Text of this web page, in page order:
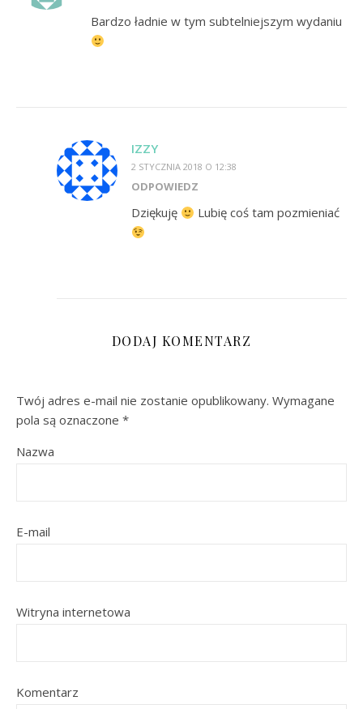
Bardzo ładnie w tym subtelniejszym wydaniu
IZZY
2 STYCZNIA 2018 O 12:38
ODPOWIEDZ
Dziękuję Lubię coś tam pozmieniać
DODAJ KOMENTARZ
Twój adres e-mail nie zostanie opublikowany. Wymagane
pola są oznaczone *
Nazwa
E-mail
Witryna internetowa
Komentarz